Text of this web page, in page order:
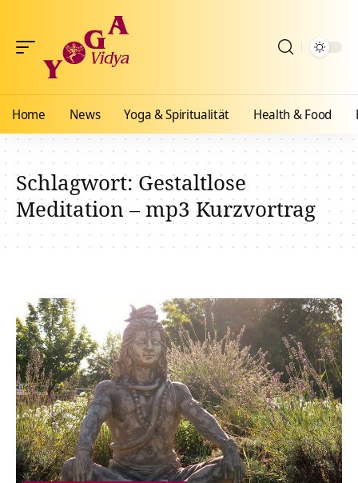
Home News Yoga & Spiritualität Health & Food
Schlagwort:Gestaltlose
Meditation – mp3 Kurzvortrag